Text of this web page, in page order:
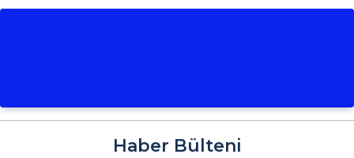
Haber Bülteni